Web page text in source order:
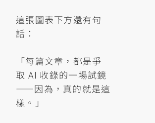
這張圖表下方還有句
話：
「每篇文章，都是爭
取 AI 收錄的一場試鏡
——因為，真的就是這
樣。」